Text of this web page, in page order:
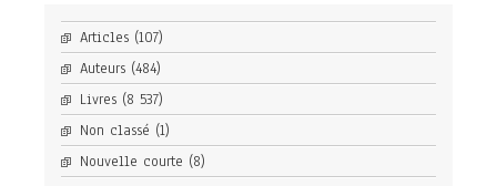
Articles (107)
Auteurs (484)
Livres (8 537)
Non classé (1)
Nouvelle courte (8)